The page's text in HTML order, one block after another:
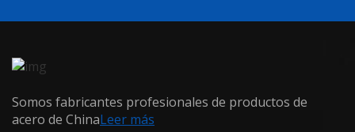
Somos fabricantes profesionales de productos de
acero de ChinaLeer más